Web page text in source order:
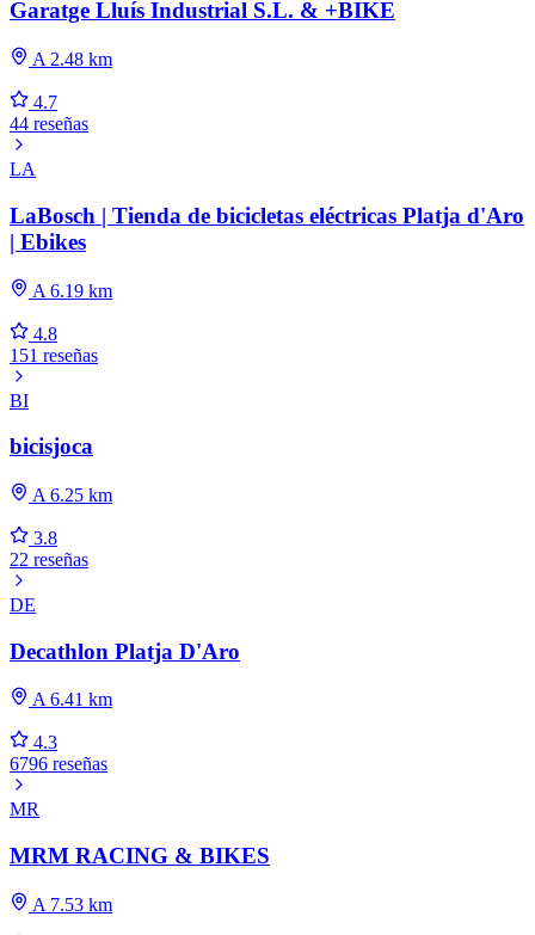
Garatge Lluís Industrial S.L. & +BIKE
A 2.48 km
4.7
44 reseñas
LA
LaBosch | Tienda de bicicletas eléctricas Platja d'Aro
| Ebikes
A 6.19 km
4.8
151 reseñas
BI
bicisjoca
A 6.25 km
3.8
22 reseñas
DE
Decathlon Platja D'Aro
A 6.41 km
4.3
6796 reseñas
MR
MRM RACING & BIKES
A 7.53 km